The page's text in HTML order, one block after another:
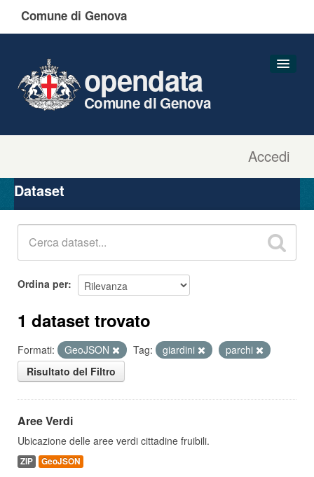
Comune di Genova
Accedi
opendata
Comune di Genova
Organizzazioni
Gruppi
Dataset
Ordina per
1 dataset trovato
Formati: GeoJSON Tag: giardini
parchi
Risultato del Filtro
Aree Verdi
Ubicazione delle aree verdi cittadine fruibili.
ZIP GeoJSON